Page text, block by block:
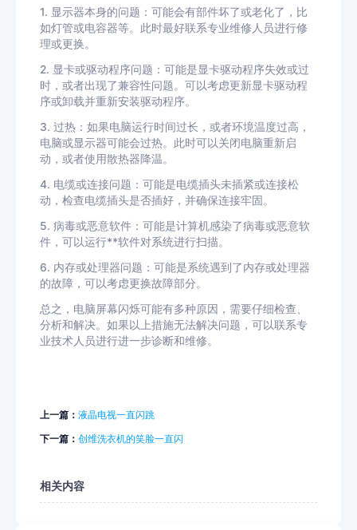
1. 显示器本身的问题：可能会有部件坏了或老化了，比
如灯管或电容器等。此时最好联系专业维修人员进行修
理或更换。
2. 显卡或驱动程序问题：可能是显卡驱动程序失效或过
时，或者出现了兼容性问题。可以考虑更新显卡驱动程
序或卸载并重新安装驱动程序。
3. 过热：如果电脑运行时间过长，或者环境温度过高，
电脑或显示器可能会过热。此时可以关闭电脑重新启
动，或者使用散热器降温。
4. 电缆或连接问题：可能是电缆插头未插紧或连接松
动，检查电缆插头是否插好，并确保连接牢固。
5. 病毒或恶意软件：可能是计算机感染了病毒或恶意软
件，可以运行**软件对系统进行扫描。
6. 内存或处理器问题：可能是系统遇到了内存或处理器
的故障，可以考虑更换故障部分。
总之，电脑屏幕闪烁可能有多种原因，需要仔细检查、
分析和解决。如果以上措施无法解决问题，可以联系专
业技术人员进行进一步诊断和维修。
上一篇： 液晶电视一直闪跳
下一篇： 创维洗衣机的笑脸一直闪
相关内容